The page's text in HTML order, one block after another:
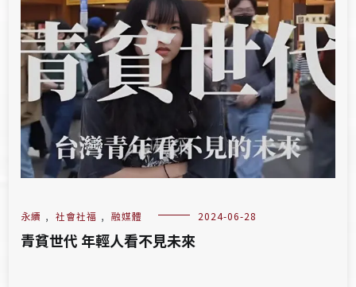
永續 , 社會社福 , 融媒體 2024-06-28
青貧世代 年輕人看不見未來